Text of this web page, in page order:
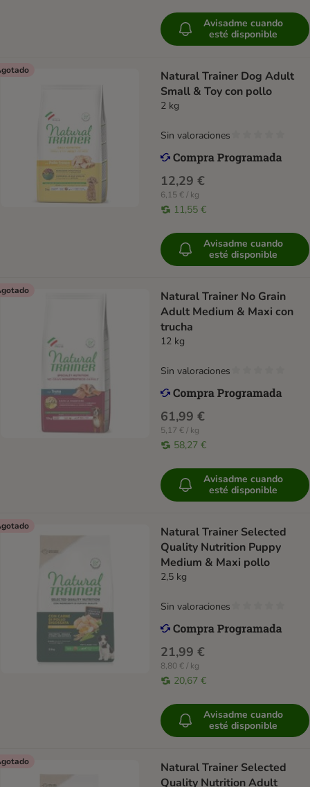
Avisadme cuando
esté disponible
Natural Trainer Dog Adult
Small & Toy con pollo
2 kg
12,29 €
6,15 € / kg
11,55 €
Sin valoraciones
Avisadme cuando
esté disponible
Natural Trainer No Grain
Adult Medium & Maxi con
trucha
12 kg
61,99 €
5,17 € / kg
58,27 €
Sin valoraciones
Avisadme cuando
esté disponible
Natural Trainer Selected
Quality Nutrition Puppy
Medium & Maxi pollo
2,5 kg
21,99 €
8,80 € / kg
20,67 €
Sin valoraciones
Avisadme cuando
esté disponible
Natural Trainer Selected
Quality Nutrition Adult